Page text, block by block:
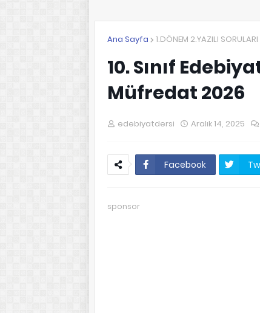
Ana Sayfa 1.DÖNEM 2.YAZILI SORULARI
10. Sınıf
Müfredat 2026
edebiyatdersi Aralık 14, 2025
Facebook
sponsor